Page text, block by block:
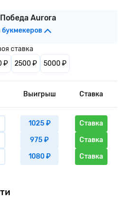
Победа Aurora
букмекеров
ставка
₽ 2500 ₽ 5000 ₽
Выигрыш Ставка
1025 ₽
Ставка
975 ₽
Ставка
1080 ₽ Ставка